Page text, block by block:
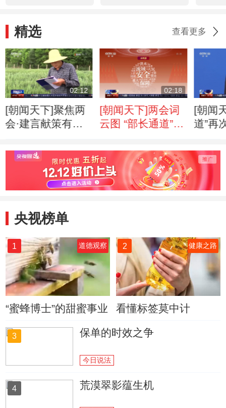
精选 查看更多
02:12
[朝闻天下]聚焦两
会·建言献策有我
牢“中国饭碗”
02:18
[朝闻天下]两会词
云图 “部长通道”：
有“硬招”
[朝闻
道”再
国水
水量
米
央视榜单
1 道德观察
“蜜蜂博士”的甜蜜事业
2 健康之路
看懂标签莫中计
3 保单的时效之争
今日说法
4 荒漠翠影蕴生机